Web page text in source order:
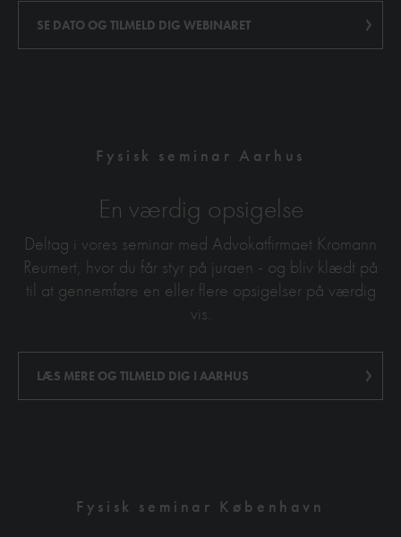
SE DATO OG TILMELD DIG WEBINARET
Fysisk seminar Aarhus
En værdig opsigelse
Deltag i vores seminar med Advokatfirmaet Kromann
Reumert, hvor du får styr på juraen - og bliv klædt på
til at gennemføre en eller flere opsigelser på værdig
vis.
LÆS MERE OG TILMELD DIG I AARHUS
Fysisk seminar København